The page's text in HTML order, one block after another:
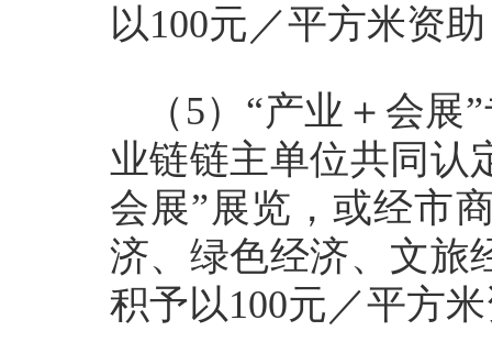
以100元／平方米资
（5）“产业＋会
业链链主单位共同认
会展”展览，或经市
济、绿色经济、文旅
积予以100元／平方